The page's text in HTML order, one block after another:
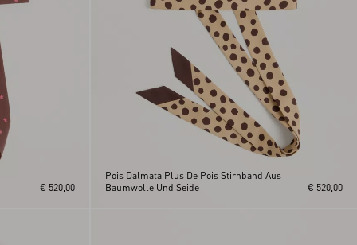
€ 520,00
Pois Dalmata Plus De Pois Stirnband Aus
Baumwolle Und Seide
€ 520,00